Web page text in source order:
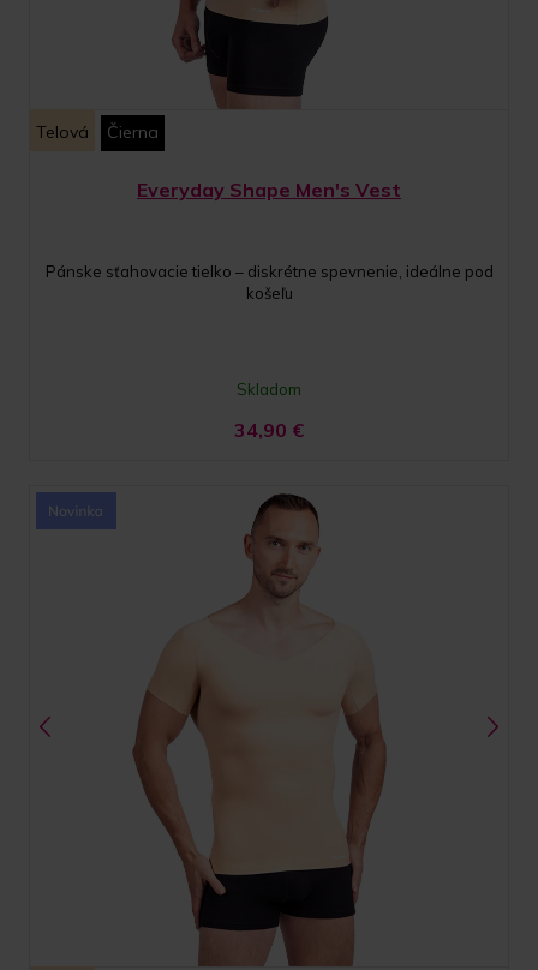
Telová Čierna
Everyday Shape Men's Vest
Pánske sťahovacie tielko – diskrétne spevnenie, ideálne pod
košeľu
Skladom
34,90 €